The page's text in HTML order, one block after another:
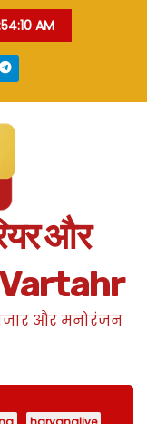
AM
और
Vartahr
और मनोरंजन